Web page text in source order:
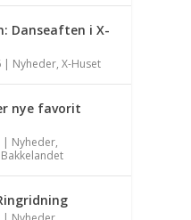
Danseaften i X-
| Nyheder,X-Huset
nye favorit
| Nyheder,